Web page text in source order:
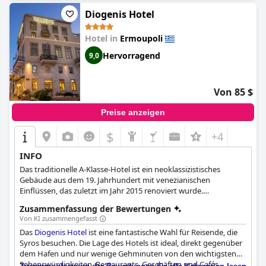
komfortablen und günstigen Aufenthalt in Hermoupolis
suchen.
Diogenis Hotel
Hotel in Ermoupoli
9,0 Hervorragend
Von 85 $
Preise anzeigen
$ +4
INFO
Das traditionelle A-Klasse-Hotel ist ein neoklassizistisches
Gebäude aus dem 19. Jahrhundert mit venezianischen
Einflüssen, das zuletzt im Jahr 2015 renoviert wurde.
renoviert wurde. Das Hotel verbindet das Neoklassische mit
dem Modernen und bietet alle Annehmlichkeiten, um alle
Anforderungen und Bedürfnisse der Gäste zu erfüllen.
Zusammenfassung der Bewertungen
Von KI zusammengefasst
Das Diogenis Hotel ist eine fantastische Wahl für Reisende, die
Syros besuchen. Die Lage des Hotels ist ideal, direkt gegenüber
dem Hafen und nur wenige Gehminuten von den wichtigsten